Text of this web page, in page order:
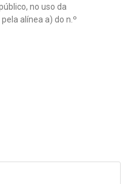
no uso da
alínea a) do n.º